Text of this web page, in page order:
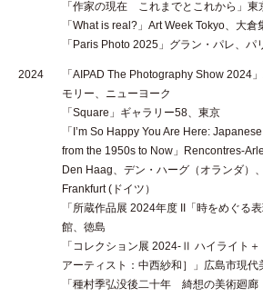
「作家の現在 これまでとこれから」東
「What is real?」Art Week Tokyo、大倉
「Paris Photo 2025」グラン・パレ、パ
2024
「AIPAD The Photography Show 2024
モリー、ニューヨーク
「Square」ギャラリー58、東京
「I’m So Happy You Are Here:
from the 1950s to Now」Rencontres-
Den Haag、デン・ハーグ（オランダ）
Frankfurt (ドイツ）
「所蔵作品展 2024年度 II「時をめぐる
館、徳島
「コレクション展 2024-Ⅱ ハイライト
アーティスト：中西紗和］」広島市現代
「種村季弘没後二十年 綺想の美術廻廊